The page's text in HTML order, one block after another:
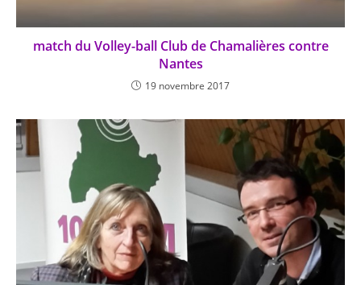
match du Volley-ball Club de Chamalières contre
Nantes
19 novembre 2017